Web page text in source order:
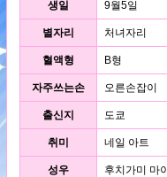
생일 9월5일
별자리 처녀자리
혈액형 B형
자주쓰는손 오른손잡이
출신지 도쿄
취미 네일 아트
성우 후치가미 마이